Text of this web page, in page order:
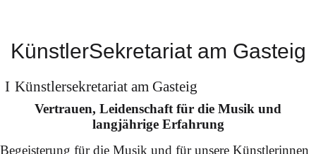
in allen vier Teilen des
"Ring des Nibelungen"
(Konzeption: Marcus
Bayreuther
Festspielen
KünstlerSekretariat am Gasteig
Künstler­sekretariat am Gasteig
Vertrauen, Leidenschaft für die Musik und
langjährige Erfahrung
Begeisterung für die Musik und für unsere Künstlerinnen